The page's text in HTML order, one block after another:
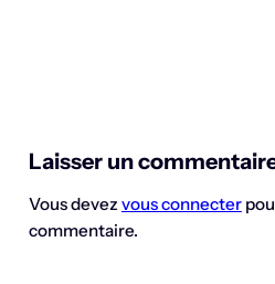
Laisser un
Vous devez vous connecter
commentaire.